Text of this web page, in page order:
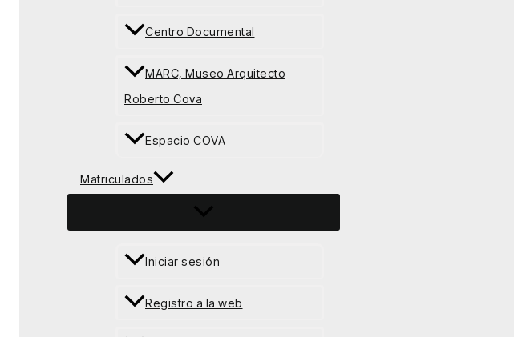
Centro Documental
MARC, Museo Arquitecto
Roberto Cova
Espacio COVA
Matriculados
Iniciar sesión
Registro a la web